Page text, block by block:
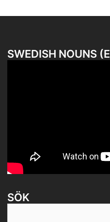
SWEDISH NOUNS
SÖK